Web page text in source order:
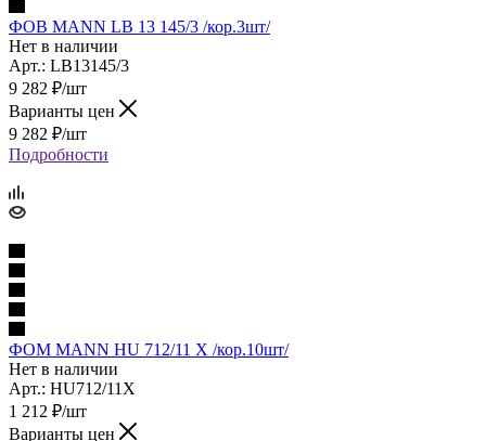
ФОВ MANN LB 13 145/3 /кор.3шт/
Нет в наличии
Арт.: LB13145/3
9 282 ₽/шт
Варианты цен
9 282 ₽/шт
Подробности
ФОМ MANN HU 712/11 X /кор.10шт/
Нет в наличии
Арт.: HU712/11X
1 212 ₽/шт
Варианты цен